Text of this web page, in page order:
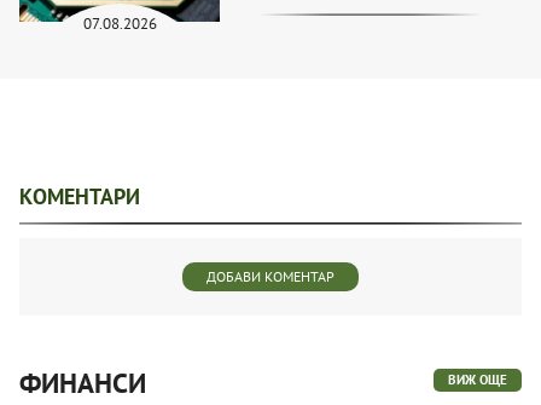
07.08.2026
КОМЕНТАРИ
ДОБАВИ КОМЕНТАР
ФИНАНСИ ВИЖ ОЩЕ